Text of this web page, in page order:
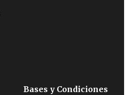
Bases y Condiciones